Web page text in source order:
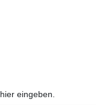
eingeben.